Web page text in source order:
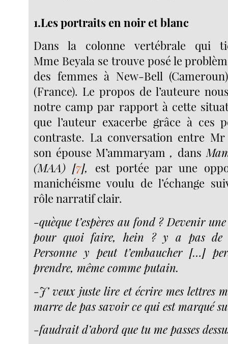
1.Les portraits en noir et blanc
Dans la colonne vertébrale qui
Mme Beyala se trouve posé le
des femmes à New-Bell
(France). Le propos de l’auteure
notre camp par rapport à cette
que l’auteur exacerbe grâce à ces
contraste. La conversation entre
son épouse M’ammaryam , dans
(MAA) [7], est portée par une
manichéisme voulu de l’échange
rôle narratif clair.
-quèque t’espères au fond ? Devenir
pour quoi faire,hein ? y a pas de
Personne y peut t’embaucher […]
prendre, même comme putain.
-J’ veux juste lire et écrire mes lettres
marre de pas savoir ce qui est marqué
-faudrait d’abord que tu me passes